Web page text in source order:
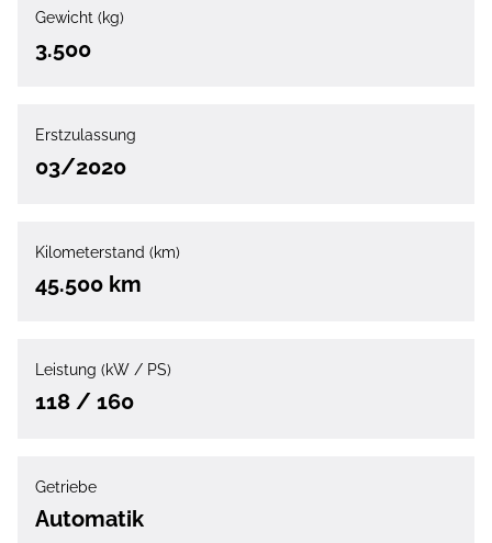
Gewicht (kg)
3.500
Erstzulassung
03/2020
Kilometerstand (km)
45.500 km
Leistung (kW / PS)
118 / 160
Getriebe
Automatik